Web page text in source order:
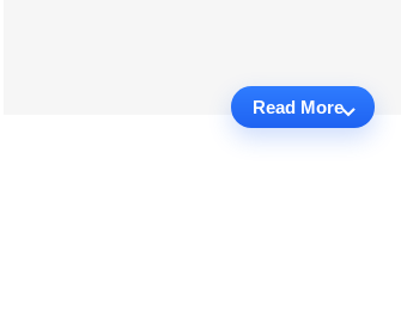
Read More